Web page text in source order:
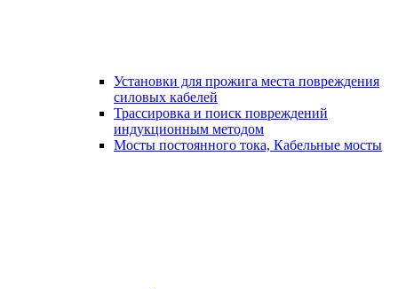
Установки для прожига места повреждения
силовых кабелей
Трассировка и поиск повреждений
индукционным методом
Мосты постоянного тока, Кабельные мосты